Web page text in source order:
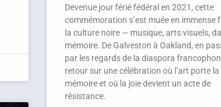
Devenue jour férié fédéral en 2021, cette
commémoration s’est muée en immense
la culture noire — musique, arts visuels,
mémoire. De Galveston à Oakland, en
par les regards de la diaspora
retour sur une célébration où l’art porte la
mémoire et où la joie devient un acte de
résistance.